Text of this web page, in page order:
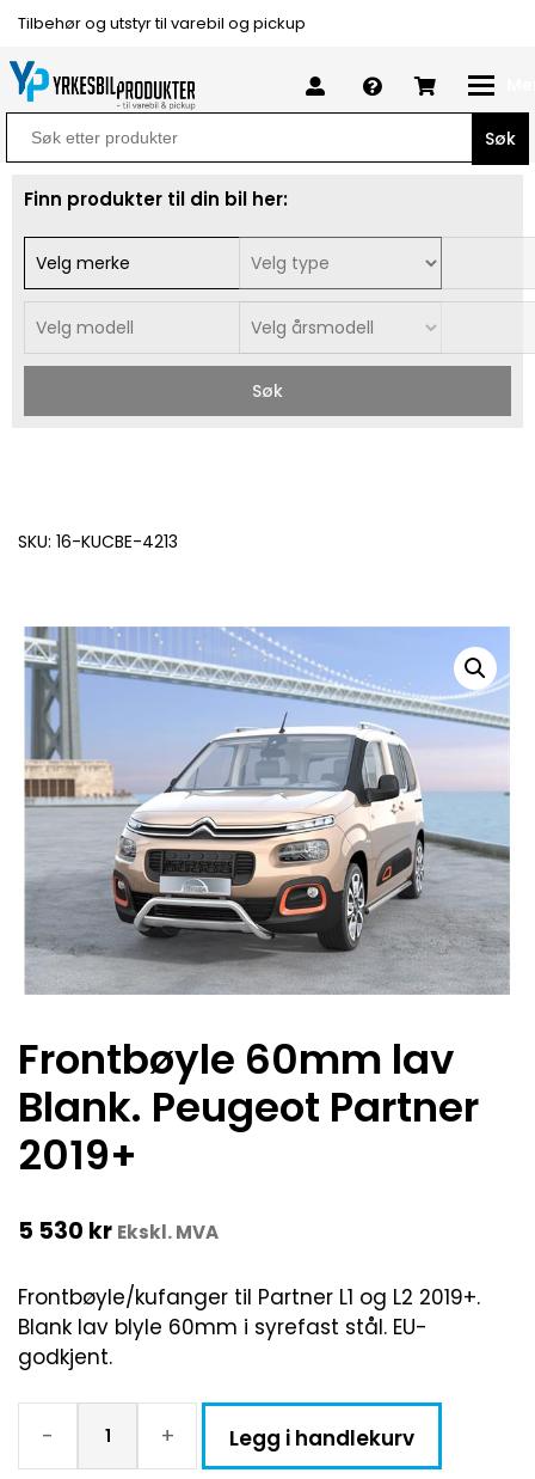
Tilbehør og utstyr til varebil og pickup
Search
for:
Finn produkter til din bil her:
Søk
SKU: 16-KUCBE-4213
Frontbøyle 60mm lav
Blank. Peugeot Partner
2019+
5 530 kr Ekskl. MVA
Frontbøyle/kufanger til Partner L1 og L2 2019+.
Blank lav blyle 60mm i syrefast stål. EU-
godkjent.
- + Legg i handlekurv